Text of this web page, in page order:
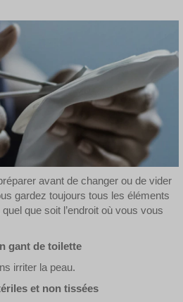
avant de changer ou de vider
gardez toujours tous les éléments
que soit l’endroit où vous vous
gant de toilette
irriter la peau.
et non tissées